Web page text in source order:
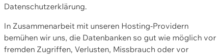
Datenschutzerklärung.
In Zusammenarbeit mit unseren Hosting-Providern
bemühen wir uns, die Datenbanken so gut wie möglich vor
fremden Zugriffen, Verlusten, Missbrauch oder vor